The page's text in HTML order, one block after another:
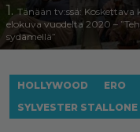
1. Tänään tv:ssä: Koskettava
elokuva vuodelta 2020 –
sydämellä”
HOLLYWOOD ERO
SYLVESTER STALLONE